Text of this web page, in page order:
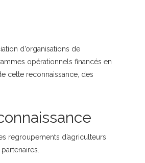
d’organisations de
opérationnels financés en
cette reconnaissance, des
regroupements d’agriculteurs